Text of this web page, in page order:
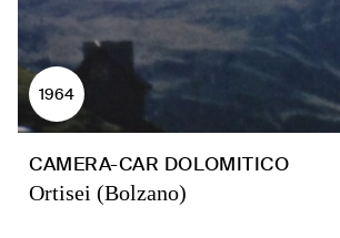
1964
CAMERA-CAR DOLOMITICO
Ortisei (Bolzano)